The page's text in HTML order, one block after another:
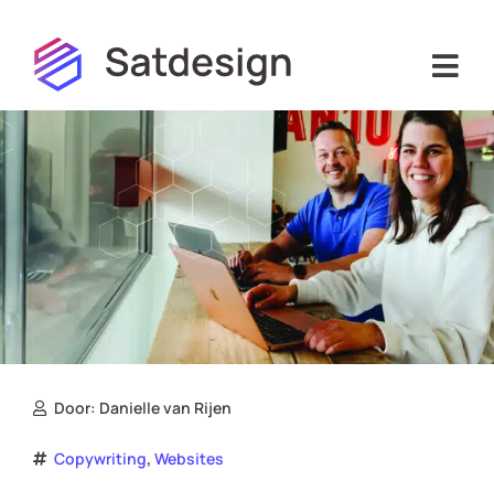
Door: Danielle van Rijen
Copywriting, Websites
Hoi! Ik ben de virtuele assistent van
Satdesign. Waarmee kan ik je helpen?